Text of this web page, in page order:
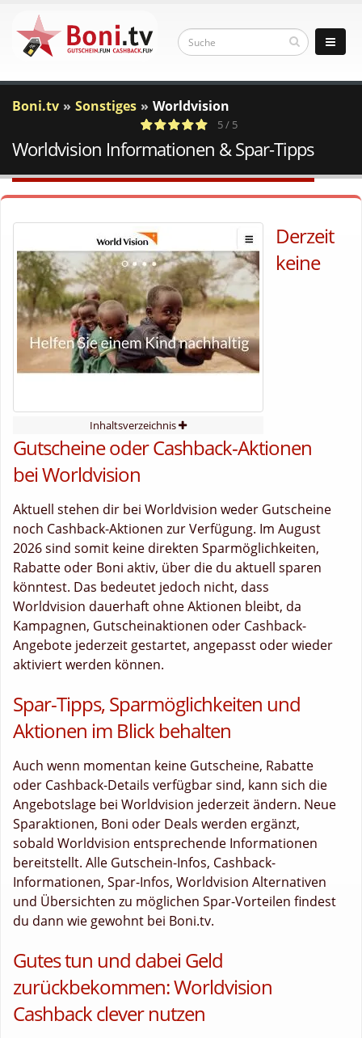
Boni.tv Sonstiges Worldvision
a
c
1 Votes
5 / 5
Worldvision Informationen & Spar-Tipps
Inhaltsverzeichnis
Derzeit
keine
Gutscheine oder Cashback-Aktionen
bei Worldvision
Aktuell stehen dir bei Worldvision weder Gutscheine
noch Cashback-Aktionen zur Verfügung. Im August
2026 sind somit keine direkten Sparmöglichkeiten,
Rabatte oder Boni aktiv, über die du aktuell sparen
könntest. Das bedeutet jedoch nicht, dass
Worldvision dauerhaft ohne Aktionen bleibt, da
Kampagnen, Gutscheinaktionen oder Cashback-
Angebote jederzeit gestartet, angepasst oder wieder
aktiviert werden können.
Spar-Tipps, Sparmöglichkeiten und
Aktionen im Blick behalten
Auch wenn momentan keine Gutscheine, Rabatte
oder Cashback-Details verfügbar sind, kann sich die
Angebotslage bei Worldvision jederzeit ändern. Neue
Sparaktionen, Boni oder Deals werden ergänzt,
sobald Worldvision entsprechende Informationen
bereitstellt. Alle Gutschein-Infos, Cashback-
Informationen, Spar-Infos, Worldvision Alternativen
und Übersichten zu möglichen Spar-Vorteilen findest
du dann wie gewohnt bei Boni.tv.
Gutes tun und dabei Geld
zurückbekommen: Worldvision
Cashback clever nutzen